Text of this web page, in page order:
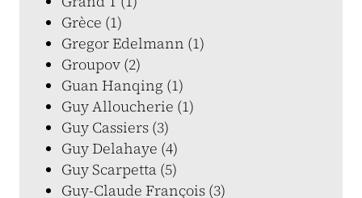
Grèce (1)
Gregor Edelmann (1)
Groupov (2)
Guan Hanqing (1)
Guy Alloucherie (1)
Guy Cassiers (3)
Guy Delahaye (4)
Guy Scarpetta (5)
Guy-Claude François (3)